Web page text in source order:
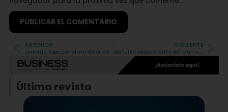
Alternative:
ANTERIOR
Jornada especial alivia dolor de rodilla con un tratamiento innovador
SIGUIENTE
Natulac celebra éxito del plan vacacional Natukids para hijos de sus trabajadores
Última revista